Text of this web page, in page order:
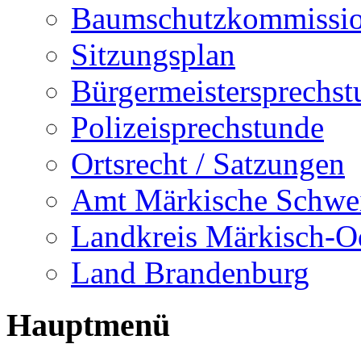
Sitzungsplan
Polizeisprechstunde
Ortsrecht / Satzungen
Amt Märkische
Landkreis Märkisch-
Land Brandenburg
Hauptmenü